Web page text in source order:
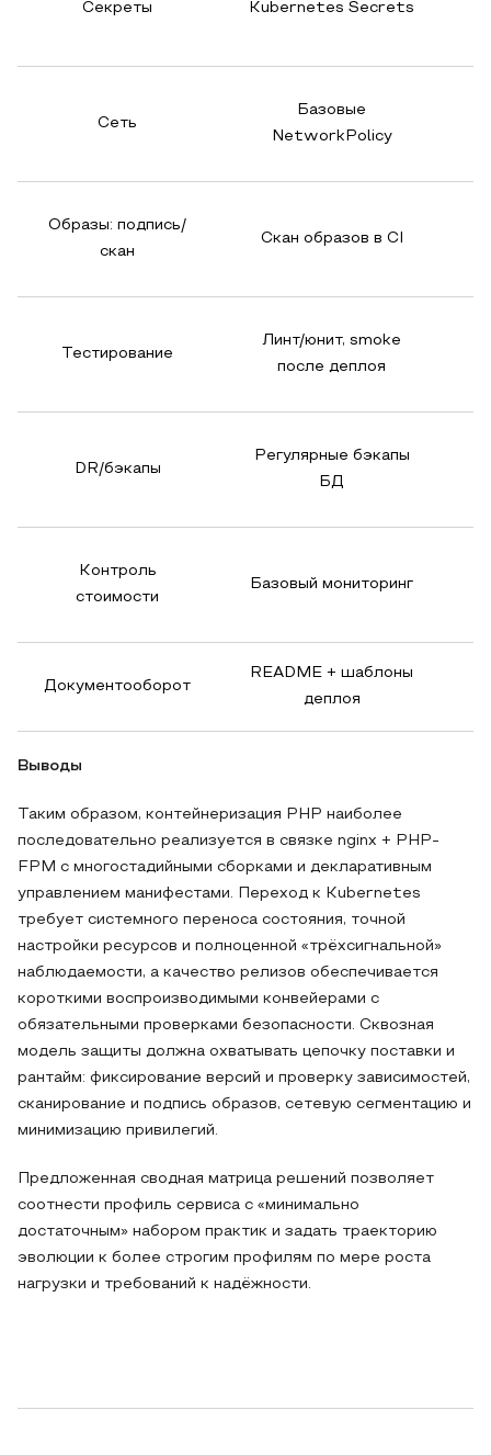
Секреты Kubernetes Secrets
Сеть
Базовые
NetworkPolicy
Образы: подпись/
скан
Скан образов в CI
Тестирование
Линт/юнит, smoke
после деплоя
DR/бэкапы
Регулярные бэкапы
БД
Контроль
стоимости
Базовый мониторинг
Документооборот
README + шаблоны
деплоя
Выводы
Таким образом, контейнеризация PHP наиболее
последовательно реализуется в связке nginx + PHP-
FPM с многостадийными сборками и декларативным
управлением манифестами. Переход к Kubernetes
требует системного переноса состояния, точной
настройки ресурсов и полноценной «трёхсигнальной»
наблюдаемости, а качество релизов обеспечивается
короткими воспроизводимыми конвейерами с
обязательными проверками безопасности. Сквозная
модель защиты должна охватывать цепочку поставки и
рантайм: фиксирование версий и проверку зависимостей,
сканирование и подпись образов, сетевую сегментацию и
минимизацию привилегий.
Предложенная сводная матрица решений позволяет
соотнести профиль сервиса с «минимально
достаточным» набором практик и задать траекторию
эволюции к более строгим профилям по мере роста
нагрузки и требований к надёжности.